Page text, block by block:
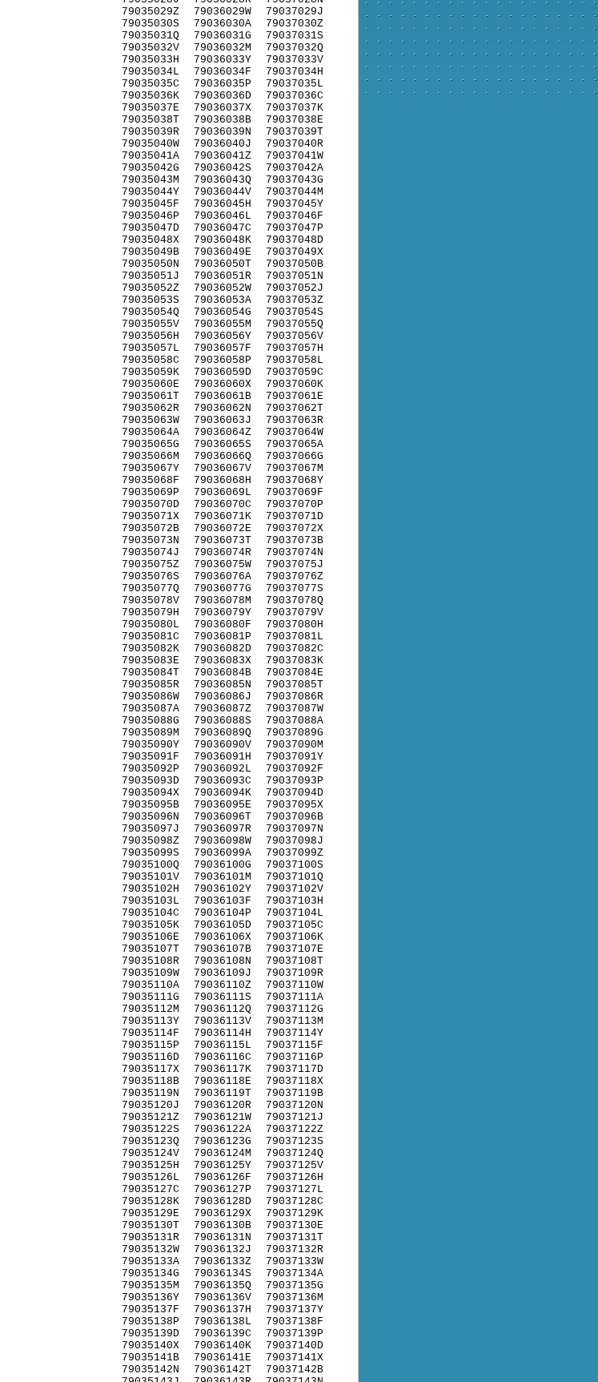
79035029Z
79035030S
79035031Q
79035032V
79035033H
79035034L
79035035C
79035036K
79035037E
79035038T
79035039R
79035040W
79035041A
79035042G
79035043M
79035044Y
79035045F
79035046P
79035047D
79035048X
79035049B
79035050N
79035051J
79035052Z
79035053S
79035054Q
79035055V
79035056H
79035057L
79035058C
79035059K
79035060E
79035061T
79035062R
79035063W
79035064A
79035065G
79035066M
79035067Y
79035068F
79035069P
79035070D
79035071X
79035072B
79035073N
79035074J
79035075Z
79035076S
79035077Q
79035078V
79035079H
79035080L
79035081C
79035082K
79035083E
79035084T
79035085R
79035086W
79035087A
79035088G
79035089M
79035090Y
79035091F
79035092P
79035093D
79035094X
79035095B
79035096N
79035097J
79035098Z
79035099S
79035100Q
79035101V
79035102H
79035103L
79035104C
79035105K
79035106E
79035107T
79035108R
79035109W
79035110A
79035111G
79035112M
79035113Y
79035114F
79035115P
79035116D
79035117X
79035118B
79035119N
79035120J
79035121Z
79035122S
79035123Q
79035124V
79035125H
79035126L
79035127C
79035128K
79035129E
79035130T
79035131R
79035132W
79035133A
79035134G
79035135M
79035136Y
79035137F
79035138P
79035139D
79035140X
79035141B
79035142N
79036029W
79036030A
79036031G
79036032M
79036033Y
79036034F
79036035P
79036036D
79036037X
79036038B
79036039N
79036040J
79036041Z
79036042S
79036043Q
79036044V
79036045H
79036046L
79036047C
79036048K
79036049E
79036050T
79036051R
79036052W
79036053A
79036054G
79036055M
79036056Y
79036057F
79036058P
79036059D
79036060X
79036061B
79036062N
79036063J
79036064Z
79036065S
79036066Q
79036067V
79036068H
79036069L
79036070C
79036071K
79036072E
79036073T
79036074R
79036075W
79036076A
79036077G
79036078M
79036079Y
79036080F
79036081P
79036082D
79036083X
79036084B
79036085N
79036086J
79036087Z
79036088S
79036089Q
79036090V
79036091H
79036092L
79036093C
79036094K
79036095E
79036096T
79036097R
79036098W
79036099A
79036100G
79036101M
79036102Y
79036103F
79036104P
79036105D
79036106X
79036107B
79036108N
79036109J
79036110Z
79036111S
79036112Q
79036113V
79036114H
79036115L
79036116C
79036117K
79036118E
79036119T
79036120R
79036121W
79036122A
79036123G
79036124M
79036125Y
79036126F
79036127P
79036128D
79036129X
79036130B
79036131N
79036132J
79036133Z
79036134S
79036135Q
79036136V
79036137H
79036138L
79036139C
79036140K
79036141E
79036142T
79037029J
79037030Z
79037031S
79037032Q
79037033V
79037034H
79037035L
79037036C
79037037K
79037038E
79037039T
79037040R
79037041W
79037042A
79037043G
79037044M
79037045Y
79037046F
79037047P
79037048D
79037049X
79037050B
79037051N
79037052J
79037053Z
79037054S
79037055Q
79037056V
79037057H
79037058L
79037059C
79037060K
79037061E
79037062T
79037063R
79037064W
79037065A
79037066G
79037067M
79037068Y
79037069F
79037070P
79037071D
79037072X
79037073B
79037074N
79037075J
79037076Z
79037077S
79037078Q
79037079V
79037080H
79037081L
79037082C
79037083K
79037084E
79037085T
79037086R
79037087W
79037088A
79037089G
79037090M
79037091Y
79037092F
79037093P
79037094D
79037095X
79037096B
79037097N
79037098J
79037099Z
79037100S
79037101Q
79037102V
79037103H
79037104L
79037105C
79037106K
79037107E
79037108T
79037109R
79037110W
79037111A
79037112G
79037113M
79037114Y
79037115F
79037116P
79037117D
79037118X
79037119B
79037120N
79037121J
79037122Z
79037123S
79037124Q
79037125V
79037126H
79037127L
79037128C
79037129K
79037130E
79037131T
79037132R
79037133W
79037134A
79037135G
79037136M
79037137Y
79037138F
79037139P
79037140D
79037141X
79037142B